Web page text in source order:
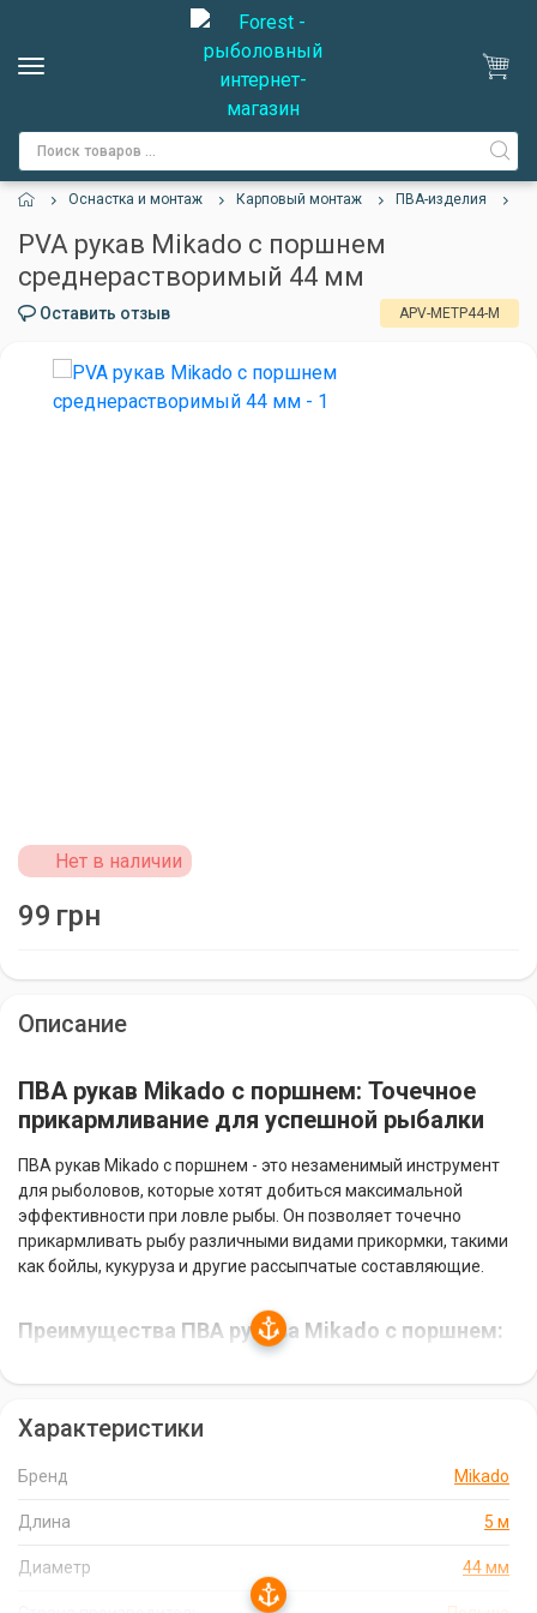
Оснастка и монтаж Карповый монтаж ПВА-изделия
PVA рукав Mikado с поршнем
среднерастворимый 44 мм
Оставить отзыв APV-METP44-M
Нет в наличии
99 грн
Описание
ПВА рукав Mikado с поршнем: Точечное
прикармливание для успешной рыбалки
ПВА рукав Mikado с поршнем - это незаменимый инструмент
для рыболовов, которые хотят добиться максимальной
эффективности при ловле рыбы. Он позволяет точечно
прикармливать рыбу различными видами прикормки, такими
как бойлы, кукуруза и другие рассыпчатые составляющие.
Преимущества ПВА рукава Mikado с поршнем:
увеличивает ваши шансы на поимку рыбы.
использовании. Вам нужно всего лишь заполнить его
прикормкой, завязать концы и прикрепить к оснастке.
высвобождая прикормку и привлекая рыбу.
Характеристики
Бренд Mikado
Длина 5 м
Диаметр 44 мм